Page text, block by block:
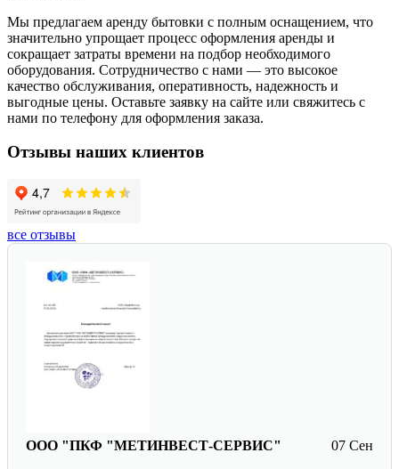
Мы предлагаем аренду бытовки с полным оснащением, что
значительно упрощает процесс оформления аренды и
сокращает затраты времени на подбор необходимого
оборудования. Сотрудничество с нами — это высокое
качество обслуживания, оперативность, надежность и
выгодные цены. Оставьте заявку на сайте или свяжитесь с
нами по телефону для оформления заказа.
Отзывы наших клиентов
все отзывы
07 Сен
ООО "ПКФ "МЕТИНВЕСТ-СЕРВИС"